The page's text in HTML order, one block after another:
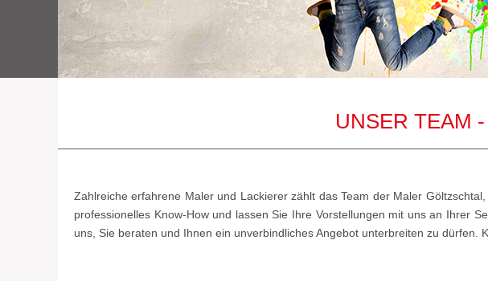
UNSER TEAM
Zahlreiche erfahrene Maler und Lackierer zählt das Team der Maler
professionelles Know-How und lassen Sie Ihre Vorstellungen mit uns an Ihrer
uns, Sie beraten und Ihnen ein unverbindliches Angebot unterbreiten zu